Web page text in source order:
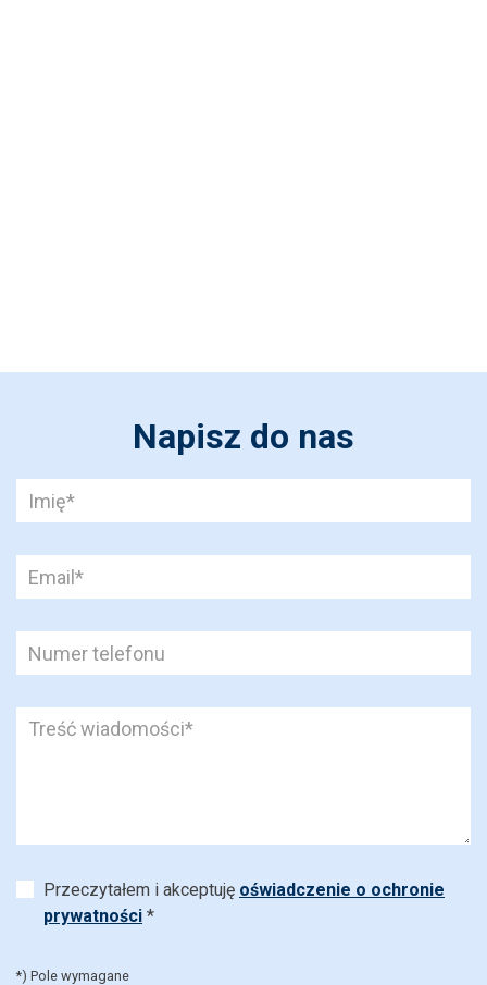
Napisz do nas
Przeczytałem i akceptuję oświadczenie o ochronie
prywatności *
*) Pole wymagane